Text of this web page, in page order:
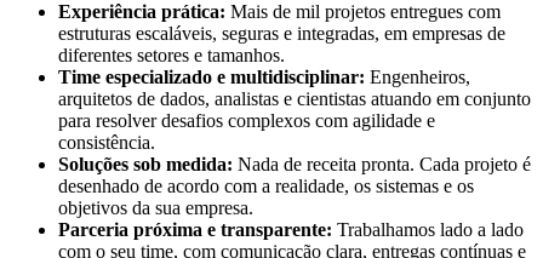
Experiência prática: Mais de mil projetos entregues com
estruturas escaláveis, seguras e integradas, em empresas de
diferentes setores e tamanhos.
Time especializado e multidisciplinar: Engenheiros,
arquitetos de dados, analistas e cientistas atuando em conjunto
para resolver desafios complexos com agilidade e
consistência.
Soluções sob medida: Nada de receita pronta. Cada projeto é
desenhado de acordo com a realidade, os sistemas e os
objetivos da sua empresa.
Parceria próxima e transparente: Trabalhamos lado a lado
com o seu time, com comunicação clara, entregas contínuas e